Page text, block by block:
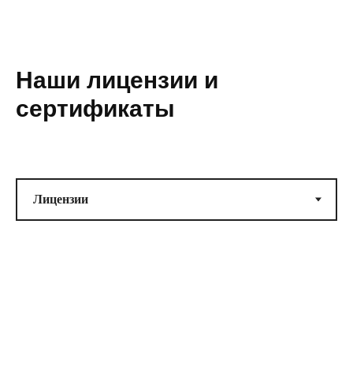
Наши лицензии и
сертификаты